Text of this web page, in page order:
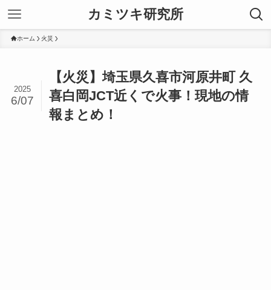
カミツキ研究所
ホーム 火災
【火災】埼玉県久喜市河原井町 久
喜白岡JCT近くで火事！現地の情
報まとめ！
2025
6/07